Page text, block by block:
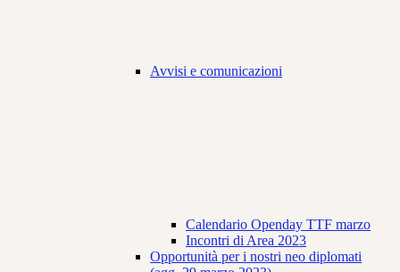
Avvisi e comunicazioni
Calendario Openday TTF marzo
Incontri di Area 2023
Opportunità per i nostri neo diplomati